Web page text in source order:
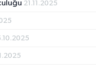
21.11.2025